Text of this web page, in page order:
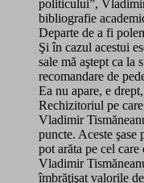
politicului”,
bibliografie
Departe de a fi
Şi în cazul acestui
sale mă aştept ca la
recomandare de
Ea nu apare, e
Rechizitoriul pe
Vladimir
puncte. Aceste şase
pot arăta pe cel
Vladimir
îmbrăţişat valorile